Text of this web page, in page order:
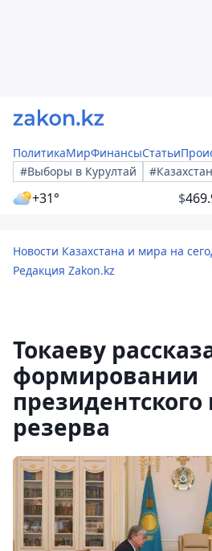
ПолитикаМирФинансыСтатьи
#Выборы в Курултай
+31° $
Новости Казахстана и мира на
Редакция Zakon.kz
Токаеву
формировании
президентского
резерва